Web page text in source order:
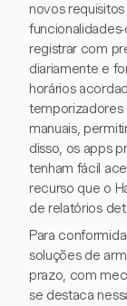
novos
registrar com
diariamente e
horários
temporizadores
manuais,
disso, os apps
tenham fácil
recurso que o
de relatórios
Para
soluções de
prazo, com
se destaca